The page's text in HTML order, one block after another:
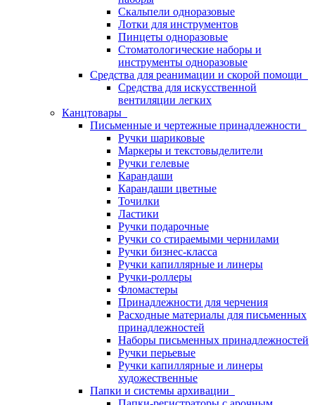
Скальпели одноразовые
Лотки для инструментов
Пинцеты одноразовые
Стоматологические наборы и
инструменты одноразовые
Средства для реанимации и скорой помощи
Средства для искусственной
вентиляции легких
Канцтовары
Письменные и чертежные принадлежности
Ручки шариковые
Маркеры и текстовыделители
Ручки гелевые
Карандаши
Карандаши цветные
Точилки
Ластики
Ручки подарочные
Ручки со стираемыми чернилами
Ручки бизнес-класса
Ручки капиллярные и линеры
Ручки-роллеры
Фломастеры
Принадлежности для черчения
Расходные материалы для письменных
принадлежностей
Наборы письменных принадлежностей
Ручки перьевые
Ручки капиллярные и линеры
художественные
Папки и системы архивации